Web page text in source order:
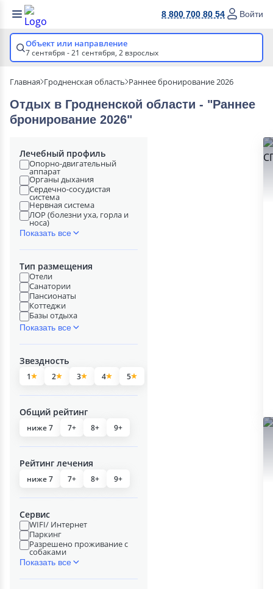
8 800 700 80 54 Войти
Объект или направление
7 сентября - 21 сентября, 2 взрослых
Главная Гродненская область Раннее бронирование 2026
Отдых в Гродненской области - "Раннее
бронирование 2026"
Лечебный профиль
Опорно-двигательный
аппарат
Органы дыхания
Сердечно-сосудистая
система
Нервная система
ЛОР (болезни уха, горла и
носа)
Показать все
Тип размещения
Отели
Санатории
Пансионаты
Коттеджи
Базы отдыха
Показать все
Звездность
1 2 3 4 5
Общий рейтинг
ниже 7 7+ 8+ 9+
Рейтинг лечения
ниже 7 7+ 8+ 9+
Сервис
WIFI/ Интернет
Паркинг
Разрешено проживание с
собаками
Показать все